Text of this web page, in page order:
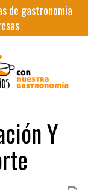
de gastronomia
Y